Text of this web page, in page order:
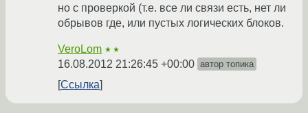
но с проверкой (т.е. все ли связи есть, нет ли
обрывов где, или пустых логических блоков.
VeroLom ★★
16.08.2012 21:26:45 +00:00 автор топика
Ссылка